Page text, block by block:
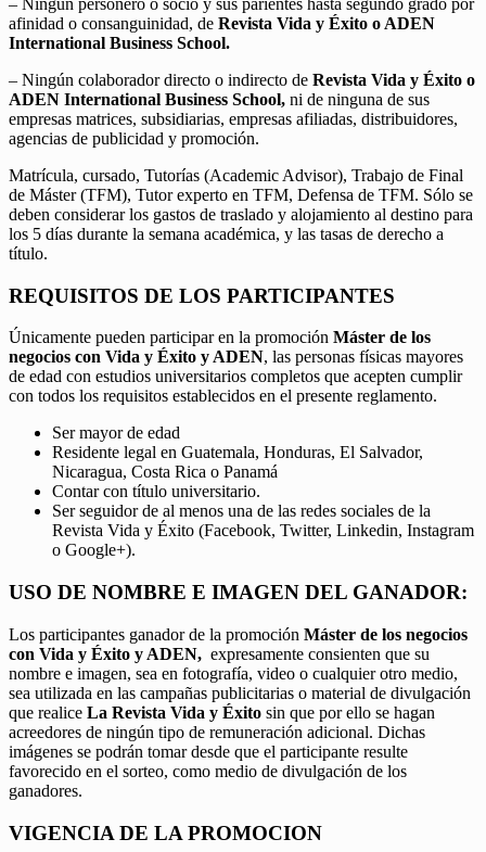
– Ningún personero o socio y sus parientes hasta segundo grado por
afinidad o consanguinidad, de Revista Vida y Éxito o ADEN
International Business School.
– Ningún colaborador directo o indirecto de Revista Vida y Éxito o
ADEN International Business School, ni de ninguna de sus
empresas matrices, subsidiarias, empresas afiliadas, distribuidores,
agencias de publicidad y promoción.
Matrícula, cursado, Tutorías (Academic Advisor), Trabajo de Final
de Máster (TFM), Tutor experto en TFM, Defensa de TFM. Sólo se
deben considerar los gastos de traslado y alojamiento al destino para
los 5 días durante la semana académica, y las tasas de derecho a
título.
REQUISITOS DE LOS PARTICIPANTES
Únicamente pueden participar en la promoción Máster de los
negocios con Vida y Éxito y ADEN, las personas físicas mayores
de edad con estudios universitarios completos que acepten cumplir
con todos los requisitos establecidos en el presente reglamento.
Ser mayor de edad
Residente legal en Guatemala, Honduras, El Salvador,
Nicaragua, Costa Rica o Panamá
Contar con título universitario.
Ser seguidor de al menos una de las redes sociales de la
Revista Vida y Éxito (Facebook, Twitter, Linkedin, Instagram
o Google+).
USO DE NOMBRE E IMAGEN DEL GANADOR:
Los participantes ganador de la promoción Máster de los negocios
con Vida y Éxito y ADEN, expresamente consienten que su
nombre e imagen, sea en fotografía, video o cualquier otro medio,
sea utilizada en las campañas publicitarias o material de divulgación
que realice La Revista Vida y Éxito sin que por ello se hagan
acreedores de ningún tipo de remuneración adicional. Dichas
imágenes se podrán tomar desde que el participante resulte
favorecido en el sorteo, como medio de divulgación de los
ganadores.
VIGENCIA DE LA PROMOCION